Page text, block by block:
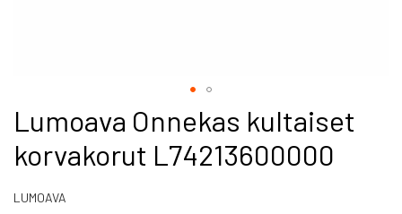
Skip
to
the
beginning
the
Lumoava Onnekas kultaiset
korvakorut L74213600000
LUMOAVA